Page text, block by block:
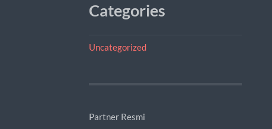
Categories
Uncategorized
Partner Resmi